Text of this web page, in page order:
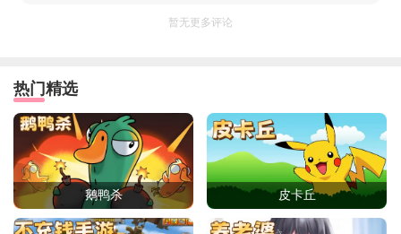
暂无更多评论
热门精选
鹅鸭杀 皮卡丘